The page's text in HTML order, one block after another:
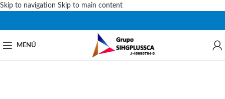
Skip to navigation Skip to main content
MENÚ